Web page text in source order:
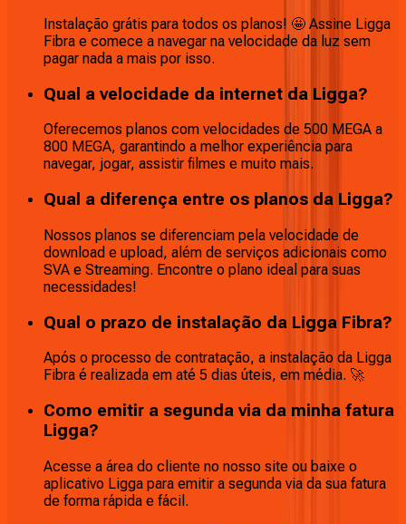
Instalação grátis para todos os planos! 🤩 Assine Ligga
Fibra e comece a navegar na velocidade da luz sem
pagar nada a mais por isso.
Qual a velocidade da internet da Ligga?
Oferecemos planos com velocidades de 500 MEGA a
800 MEGA, garantindo a melhor experiência para
navegar, jogar, assistir filmes e muito mais.
Qual a diferença entre os planos da Ligga?
Nossos planos se diferenciam pela velocidade de
download e upload, além de serviços adicionais como
SVA e Streaming. Encontre o plano ideal para suas
necessidades!
Qual o prazo de instalação da Ligga Fibra?
Após o processo de contratação, a instalação da Ligga
Fibra é realizada em até 5 dias úteis, em média. 🚀
Como emitir a segunda via da minha fatura
Ligga?
Acesse a área do cliente no nosso site ou baixe o
aplicativo Ligga para emitir a segunda via da sua fatura
de forma rápida e fácil.